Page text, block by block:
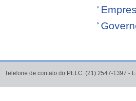
Telefone de contato do PELC: (21) 2547-1397 -